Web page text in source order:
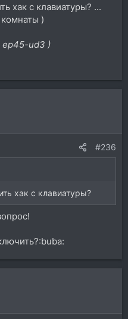
хак с клавиатуры? ...
)
ep45-ud3 )
#236
хак с клавиатуры?